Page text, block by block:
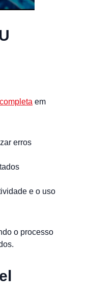
em
erros
e o uso
o processo